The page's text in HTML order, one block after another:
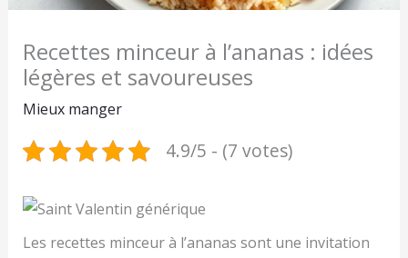
Recettes minceur à l’ananas : idées
légères et savoureuses
Mieux manger
4.9/5 - (7 votes)
Les recettes minceur à l’ananas sont une invitation